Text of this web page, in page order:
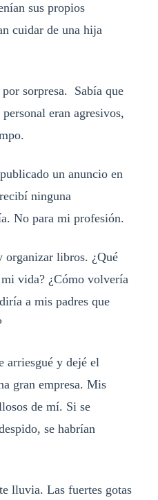
sus propios
cuidar de una hija
sorpresa. Sabía que
eran agresivos,
un anuncio en
ninguna
No para mi profesión.
organizar libros. ¿Qué
vida? ¿Cómo volvería
a mis padres que
arriesgué y dejé el
gran empresa. Mis
de mí. Si se
se habrían
lluvia. Las fuertes gotas